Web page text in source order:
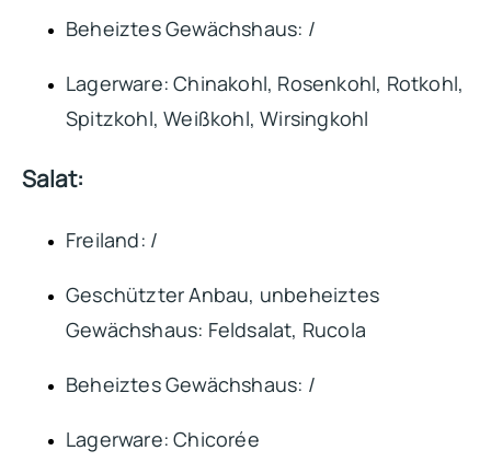
Beheiztes Gewächshaus: /
Lagerware: Chinakohl, Rosenkohl, Rotkohl,
Spitzkohl, Weißkohl, Wirsingkohl
Salat:
Freiland: /
Geschützter Anbau, unbeheiztes
Gewächshaus: Feldsalat, Rucola
Beheiztes Gewächshaus: /
Lagerware: Chicorée